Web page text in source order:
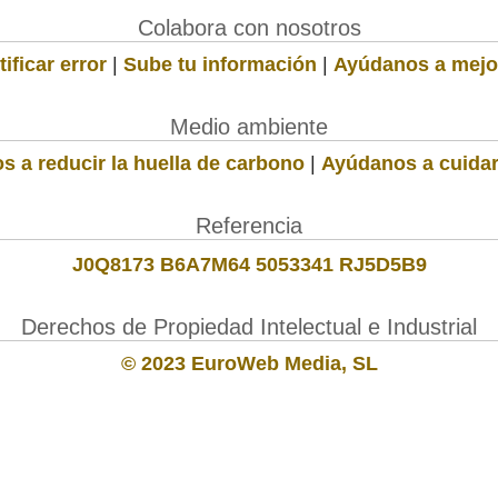
Colabora con nosotros
error | Sube tu información | Ayúdanos a
Medio ambiente
a reducir la huella de carbono | Ayúdanos a
Referencia
J0Q8173 B6A7M64 5053341 RJ5D5B9
Derechos de Propiedad Intelectual e Industrial
© 2023 EuroWeb Media, SL